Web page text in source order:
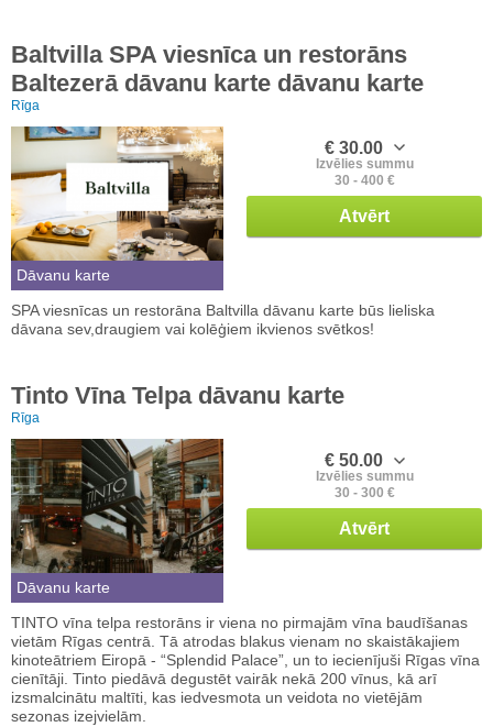
Baltvilla SPA viesnīca un restorāns
Baltezerā dāvanu karte dāvanu karte
Rīga
Dāvanu karte
€ 30.00
Izvēlies summu
30 - 400 €
Atvērt
SPA viesnīcas un restorāna Baltvilla dāvanu karte būs lieliska
dāvana sev,draugiem vai kolēģiem ikvienos svētkos!
Tinto Vīna Telpa dāvanu karte
Rīga
Dāvanu karte
€ 50.00
Izvēlies summu
30 - 300 €
Atvērt
TINTO vīna telpa restorāns ir viena no pirmajām vīna baudīšanas
vietām Rīgas centrā. Tā atrodas blakus vienam no skaistākajiem
kinoteātriem Eiropā - “Splendid Palace”, un to iecienījuši Rīgas vīna
cienītāji. Tinto piedāvā degustēt vairāk nekā 200 vīnus, kā arī
izsmalcinātu maltīti, kas iedvesmota un veidota no vietējām
sezonas izejvielām.